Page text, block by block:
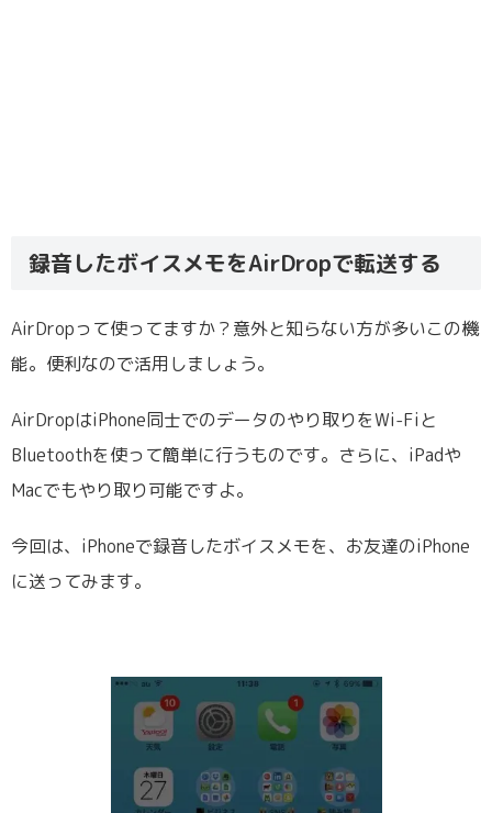
録音したボイスメモをAirDropで転送する
AirDropって使ってますか？意外と知らない方が多いこの機
能。便利なので活用しましょう。
AirDropはiPhone同士でのデータのやり取りをWi-Fiと
Bluetoothを使って簡単に行うものです。さらに、iPadや
Macでもやり取り可能ですよ。
今回は、iPhoneで録音したボイスメモを、お友達のiPhone
に送ってみます。